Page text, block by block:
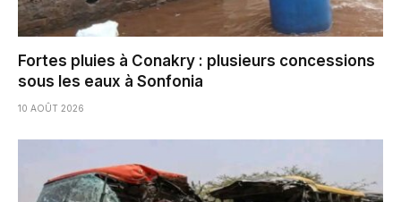
Fortes pluies à Conakry : plusieurs concessions
sous les eaux à Sonfonia
10 AOÛT 2026